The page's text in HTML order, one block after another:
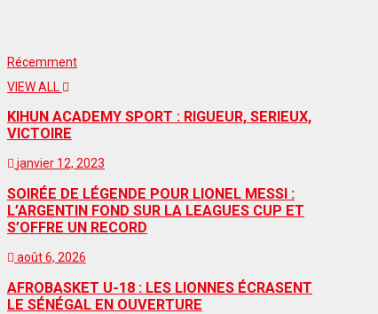
Récemment
VIEW ALL
KIHUN ACADEMY SPORT : RIGUEUR, SERIEUX,
VICTOIRE
janvier 12, 2023
SOIRÉE DE LÉGENDE POUR LIONEL MESSI :
L’ARGENTIN FOND SUR LA LEAGUES CUP ET
S’OFFRE UN RECORD
août 6, 2026
AFROBASKET U-18 : LES LIONNES ÉCRASENT
LE SÉNÉGAL EN OUVERTURE